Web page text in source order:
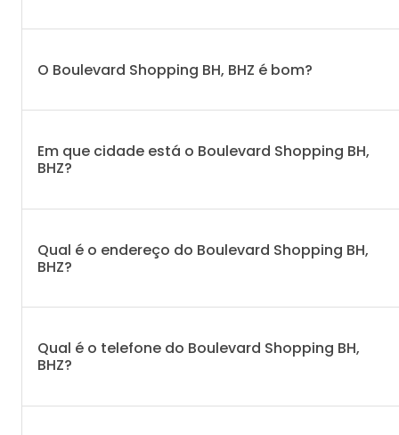
O Boulevard Shopping BH, BHZ é bom?
Em que cidade está o Boulevard Shopping BH,
BHZ?
Qual é o endereço do Boulevard Shopping BH,
BHZ?
Qual é o telefone do Boulevard Shopping BH,
BHZ?